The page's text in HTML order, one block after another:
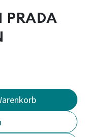
PRADA